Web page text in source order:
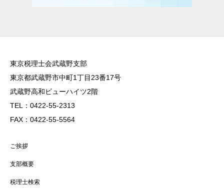
東京税理士会武蔵野支部
東京都武蔵野市中町1丁目23番17号
武蔵野高和ビューハイツ2階
TEL：0422-55-2313
FAX：0422-55-5564
ご挨拶
支部概要
税理士検索